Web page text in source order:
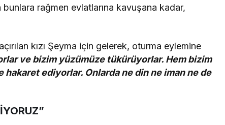
rağmen evlatlarına kavuşana kadar,
kızı Şeyma için gelerek, oturma eylemine
ve bizim yüzümüze tükürüyorlar. Hem bizim
hakaret ediyorlar. Onlarda ne din ne iman ne de